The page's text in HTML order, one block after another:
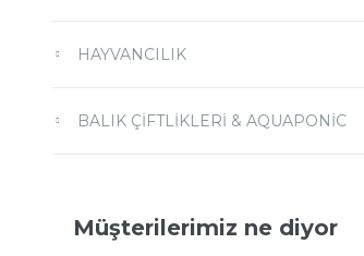
HAYVANCILIK
BALIK ÇIFTLIKLERI & AQUAPONIC
Müşterilerimiz ne diyor